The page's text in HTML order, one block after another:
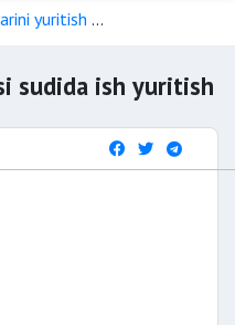
yuritish
sudida ish yuritish